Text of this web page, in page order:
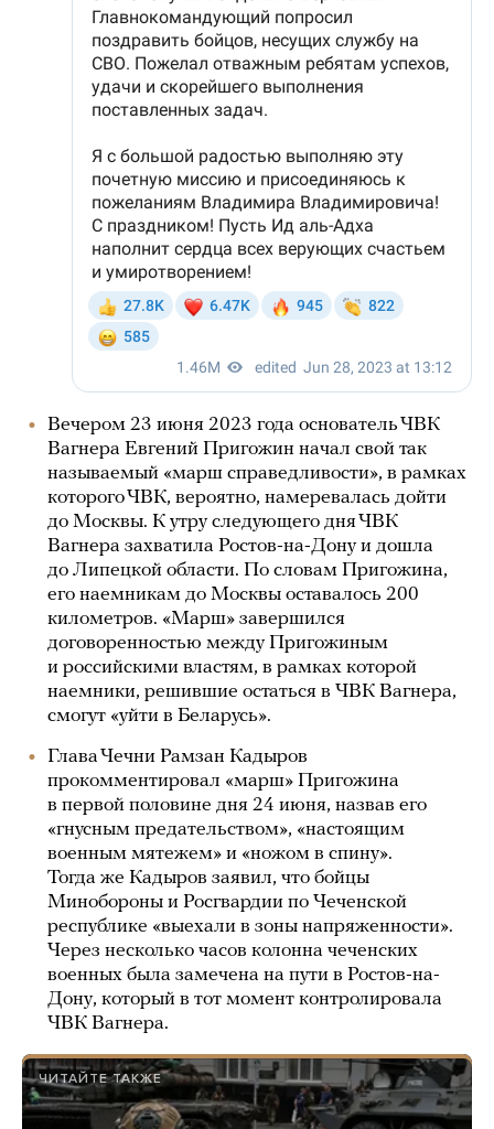
Вечером 23 июня 2023 года основатель ЧВК
Вагнера Евгений Пригожин начал свой так
называемый «марш справедливости», в рамках
которого ЧВК, вероятно, намеревалась дойти
до Москвы. К утру следующего дня ЧВК
Вагнера захватила Ростов-на-Дону и дошла
до Липецкой области. По словам Пригожина,
его наемникам до Москвы оставалось 200
километров. «Марш» завершился
договоренностью между Пригожиным
и российскими властям, в рамках которой
наемники, решившие остаться в ЧВК Вагнера,
смогут «уйти в Беларусь».
Глава Чечни Рамзан Кадыров
прокомментировал «марш» Пригожина
в первой половине дня 24 июня, назвав его
«гнусным предательством», «настоящим
военным мятежем» и «ножом в спину».
Тогда же Кадыров заявил, что бойцы
Минобороны и Росгвардии по Чеченской
республике «выехали в зоны напряженности».
Через несколько часов колонна чеченских
военных была замечена на пути в Ростов-на-
Дону, который в тот момент контролировала
ЧВК Вагнера.
ЧИТАЙТЕ ТАКЖЕ